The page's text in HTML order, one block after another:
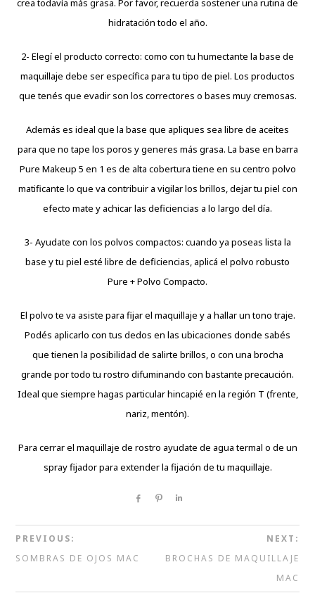
crea todavía más grasa. Por favor, recuerda sostener una rutina de
hidratación todo el año.
2- Elegí el producto correcto: como con tu humectante la base de
maquillaje debe ser específica para tu tipo de piel. Los productos
que tenés que evadir son los correctores o bases muy cremosas.
Además es ideal que la base que apliques sea libre de aceites
para que no tape los poros y generes más grasa. La base en barra
Pure Makeup 5 en 1 es de alta cobertura tiene en su centro polvo
matificante lo que va contribuir a vigilar los brillos, dejar tu piel con
efecto mate y achicar las deficiencias a lo largo del día.
3- Ayudate con los polvos compactos: cuando ya poseas lista la
base y tu piel esté libre de deficiencias, aplicá el polvo robusto
Pure + Polvo Compacto.
El polvo te va asiste para fijar el maquillaje y a hallar un tono traje.
Podés aplicarlo con tus dedos en las ubicaciones donde sabés
que tienen la posibilidad de salirte brillos, o con una brocha
grande por todo tu rostro difuminando con bastante precaución.
Ideal que siempre hagas particular hincapié en la región T (frente,
nariz, mentón).
Para cerrar el maquillaje de rostro ayudate de agua termal o de un
spray fijador para extender la fijación de tu maquillaje.
Share Pin
PREVIOUS:
SOMBRAS DE OJOS MAC
NEXT:
BROCHAS DE MAQUILLAJE
MAC